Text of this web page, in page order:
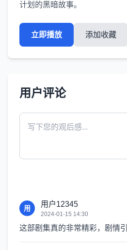
计划的黑暗故事。
立即播放 添加收藏
用户评论
用 用户12345
2024-01-15 14:30
这部剧集真的非常精彩，剧情